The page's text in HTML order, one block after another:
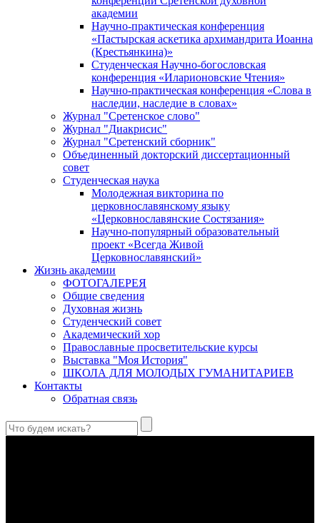
академии
Научно-практическая конференция
«Пастырская аскетика архимандрита Иоанна
(Крестьянкина)»
Студенческая Научно-богословская
конференция «Иларионовские Чтения»
Научно-практическая конференция «Cлова в
наследии, наследие в словах»
Журнал "Сретенское слово"
Журнал "Диакрисис"
Журнал "Сретенский сборник"
Объединенный докторский диссертационный
совет
Студенческая наука
Молодежная викторина по
церковнославянскому языку
«Церковнославянские Состязания»
Научно-популярный образовательный
проект «Всегда Живой
Церковнославянский»
Жизнь академии
ФОТОГАЛЕРЕЯ
Общие сведения
Духовная жизнь
Студенческий совет
Академический хор
Православные просветительские курсы
Выставка "Моя История"
ШКОЛА ДЛЯ МОЛОДЫХ ГУМАНИТАРИЕВ
Контакты
Обратная связь